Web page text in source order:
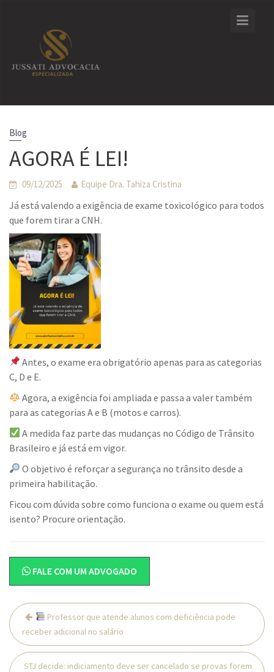
Blog
AGORA É LEI!
09/12/2025 Equipe Dra. Tahiza Cristina
Já está valendo a exigência de exame toxicológico para todos
que forem tirar a CNH.
Antes, o exame era obrigatório apenas para as categorias
C, D e E.
Agora, a exigência foi ampliada e passa a valer também
para as categorias A e B (motos e carros).
A medida faz parte das mudanças no Código de Trânsito
Brasileiro e já está em vigor.
O objetivo é reforçar a segurança no trânsito desde a
primeira habilitação.
Ficou com dúvida sobre como funciona o exame ou quem está
isento? Procure orientação.
FALE COM UM ADVOGADO
Navegação
de
Post
Professor que atende alunos com deficiência pode
receber adicional no salário
STJ decide: indiciamento deve ser cancelado se provas forem